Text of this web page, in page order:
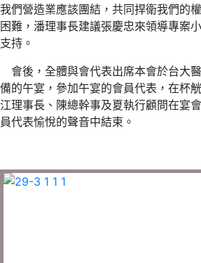
我們營造業應該團結，共同捍衛我們的
困難，潘理事長建議張慶忠來領導專案
支持。
會後，全體與會代表出席本會於台大
備的午宴，參加午宴的會員代表，在杯
江理事長、陳總幹事及夏執行顧問在宴
員代表愉悅的聲音中結束。